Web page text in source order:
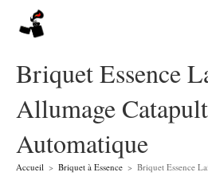
Briquet Essence
Allumage
Automatique
Accueil > Briquet à Essence > Briquet Essence